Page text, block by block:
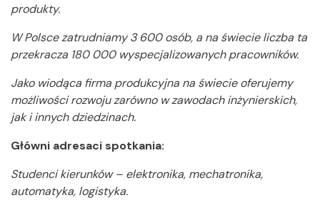
produkty.
W Polsce zatrudniamy 3 600 osób, a na świecie liczba ta
przekracza 180 000 wyspecjalizowanych pracowników.
Jako wiodąca firma produkcyjna na świecie oferujemy
możliwości rozwoju zarówno w zawodach inżynierskich,
jak i innych dziedzinach.
Główni adresaci spotkania:
Studenci kierunków – elektronika, mechatronika,
automatyka, logistyka.